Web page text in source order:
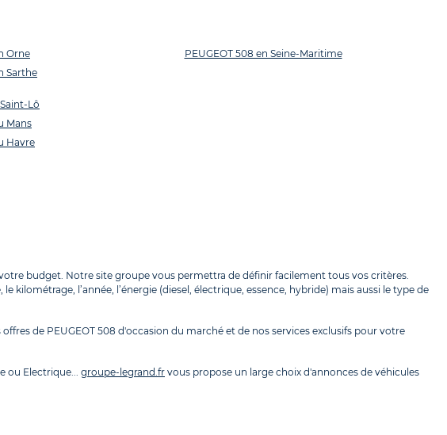
Orne
Sarthe
PEUGEOT 508 en Seine-Maritime
Lô
Mans
Havre
budget. Notre site groupe vous permettra de définir facilement tous vos critères.
l’année, l’énergie (diesel, électrique, essence, hybride) mais aussi le type de
de PEUGEOT 508 d'occasion du marché et de nos services exclusifs pour votre
ou Electrique... groupe-legrand.fr vous propose un large choix d'annonces de véhicules